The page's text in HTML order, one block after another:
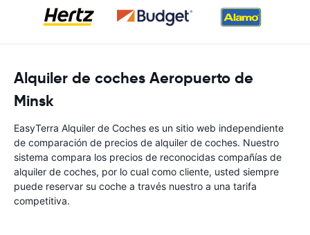
Alquiler de coches Aeropuerto de
Minsk
EasyTerra Alquiler de Coches es un sitio web independiente
de comparación de precios de alquiler de coches. Nuestro
sistema compara los precios de reconocidas compañías de
alquiler de coches, por lo cual como cliente, usted siempre
puede reservar su coche a través nuestro a una tarifa
competitiva.